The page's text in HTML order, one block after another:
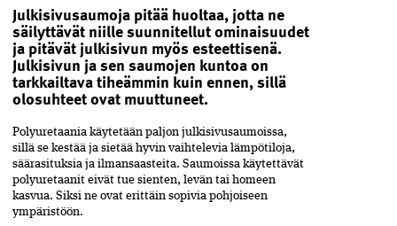
Julkisivusaumoja pitää huoltaa, jotta ne
säilyttävät niille suunnitellut ominaisuudet
ja pitävät julkisivun myös esteettisenä.
Julkisivun ja sen saumojen kuntoa on
tarkkailtava tiheämmin kuin ennen, sillä
olosuhteet ovat muuttuneet.
Polyuretaania käytetään paljon julkisivusaumoissa,
sillä se kestää ja sietää hyvin­ vaihtelevia lämpötiloja,
säärasituksia ja ilmansaasteita. Saumoissa käytettävät
polyuretaanit eivät tue sienten, levän tai homeen
kasvua. Siksi ne ovat erittäin sopivia pohjoiseen
ympäristöön.